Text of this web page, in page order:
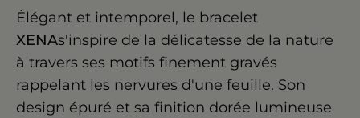
Élégant et intemporel, le bracelet
XENAs'inspire de la délicatesse de la nature
à travers ses motifs finement gravés
rappelant les nervures d'une feuille. Son
design épuré et sa finition dorée lumineuse